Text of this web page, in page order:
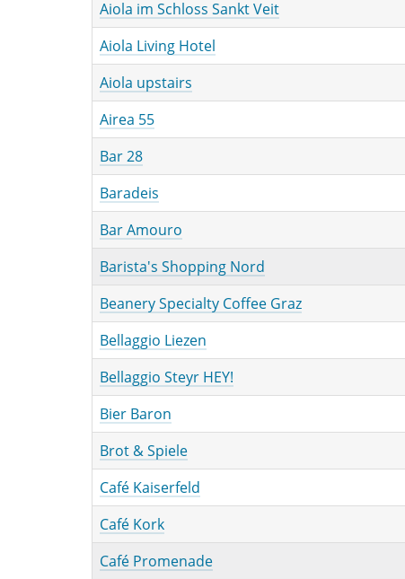
Aiola im Schloss Sankt Veit
Aiola Living Hotel
Aiola upstairs
Airea 55
Bar 28
Baradeis
Bar Amouro
Barista's Shopping Nord
Beanery Specialty Coffee Graz
Bellaggio Liezen
Bellaggio Steyr HEY!
Bier Baron
Brot & Spiele
Café Kaiserfeld
Café Kork
Café Promenade